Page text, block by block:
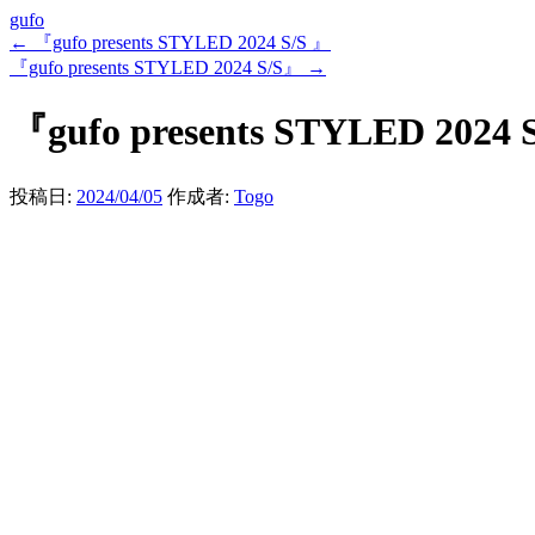
gufo
←
『gufo presents STYLED 2024 S/S 』
『gufo presents STYLED 2024 S/S』
→
『gufo presents STYLED 2024
投稿日: 2024/04/05 作成者: Togo